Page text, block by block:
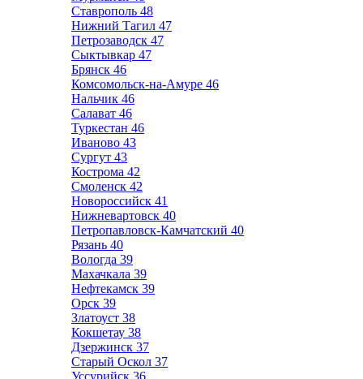
Ставрополь 48
Нижний Тагил 47
Петрозаводск 47
Сыктывкар 47
Брянск 46
Комсомольск-на-Амуре 46
Нальчик 46
Салават 46
Туркестан 46
Иваново 43
Сургут 43
Кострома 42
Смоленск 42
Новороссийск 41
Нижневартовск 40
Петропавловск-Камчатский 40
Рязань 40
Вологда 39
Махачкала 39
Нефтекамск 39
Орск 39
Златоуст 38
Кокшетау 38
Дзержинск 37
Старый Оскол 37
Уссурийск 36